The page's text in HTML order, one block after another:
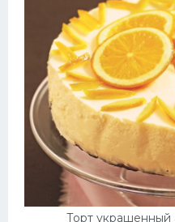
Торт украшенный